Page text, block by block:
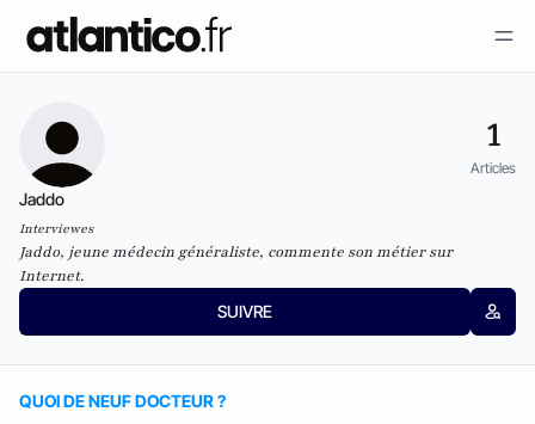
1
Articles
Jaddo
Interviewes
Jaddo, jeune médecin généraliste, commente son métier sur
Internet.
SUIVRE
QUOI DE NEUF DOCTEUR ?